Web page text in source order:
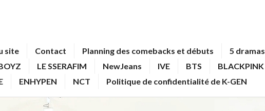
site Contact Planning des comebacks et débuts
5 dramas
LE SSERAFIM NewJeans IVE BTS
BLACKPINK
ENHYPEN NCT Politique de confidentialité de K-GEN